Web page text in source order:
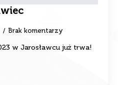
Brak komentarzy
w Jarosławcu już trwa!